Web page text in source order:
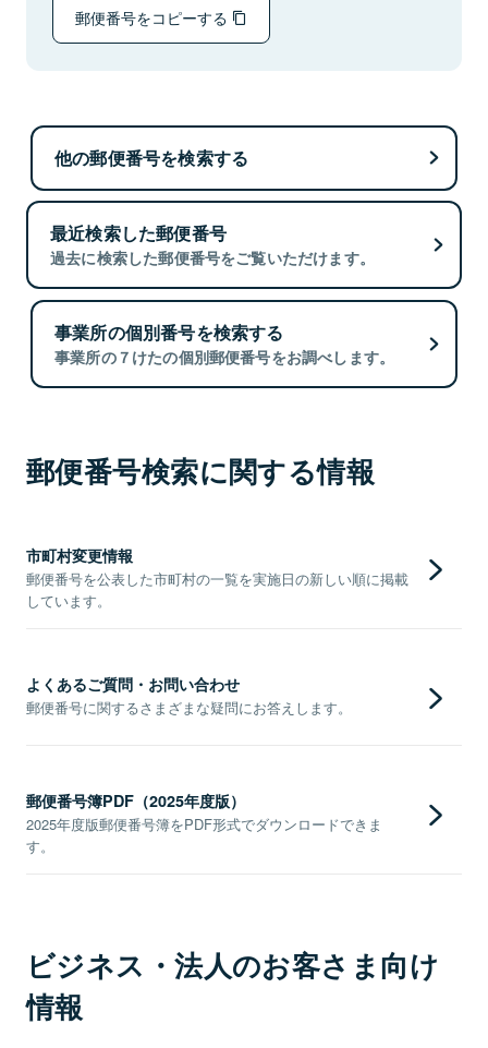
郵便番号をコピーする
他の郵便番号を検索する
最近検索した郵便番号
過去に検索した郵便番号をご覧いただけます。
事業所の個別番号を検索する
事業所の７けたの個別郵便番号をお調べします。
郵便番号検索に関する情報
市町村変更情報
郵便番号を公表した市町村の一覧を実施日の新しい順に掲載
しています。
よくあるご質問・お問い合わせ
郵便番号に関するさまざまな疑問にお答えします。
郵便番号簿PDF（2025年度版）
2025年度版郵便番号簿をPDF形式でダウンロードできま
す。
ビジネス・法人のお客さま向け
情報